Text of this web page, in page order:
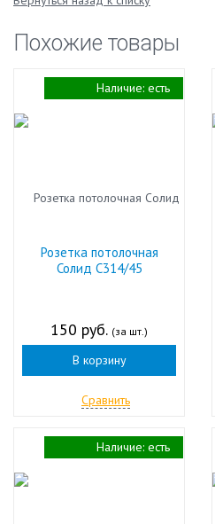
Похожие товары
Розетка потолочная
Солид С314/45
150 руб. (за шт.)
В корзину
Сравнить
Наличие: есть
Наличие: есть